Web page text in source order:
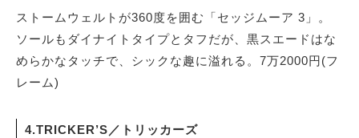
ストームウェルトが360度を囲む「セッジムーア 3」。
ソールもダイナイトタイプとタフだが、黒スエードはな
めらかなタッチで、シックな趣に溢れる。7万2000円(フ
レーム)
4.TRICKER’S／トリッカーズ